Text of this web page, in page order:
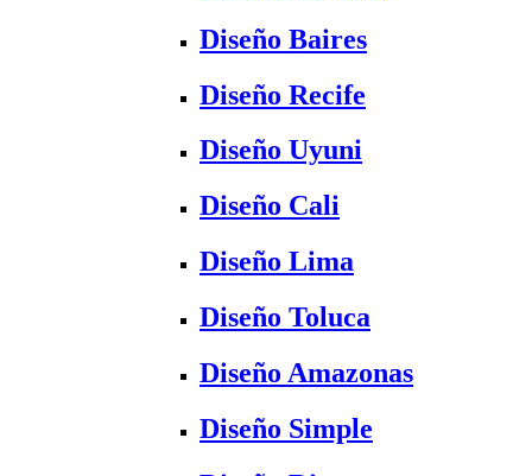
Diseño Baires
Diseño Recife
Diseño Uyuni
Diseño Cali
Diseño Lima
Diseño Toluca
Diseño Amazonas
Diseño Simple